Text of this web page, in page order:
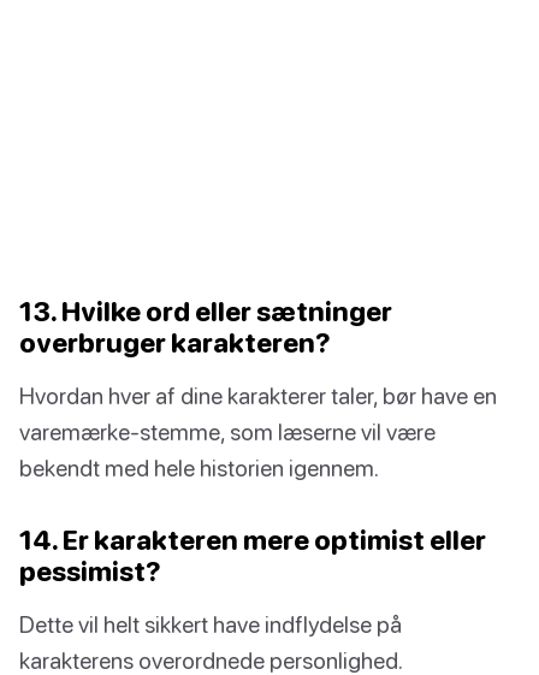
13. Hvilke ord eller sætninger
overbruger karakteren?
Hvordan hver af dine karakterer taler, bør have en
varemærke-stemme, som læserne vil være
bekendt med hele historien igennem.
14. Er karakteren mere optimist eller
pessimist?
Dette vil helt sikkert have indflydelse på
karakterens overordnede personlighed.